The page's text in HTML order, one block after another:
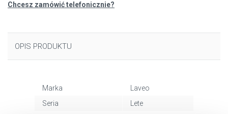
Chcesz zamówić telefonicznie?
OPIS PRODUKTU
Marka
Laveo
Seria
Lete